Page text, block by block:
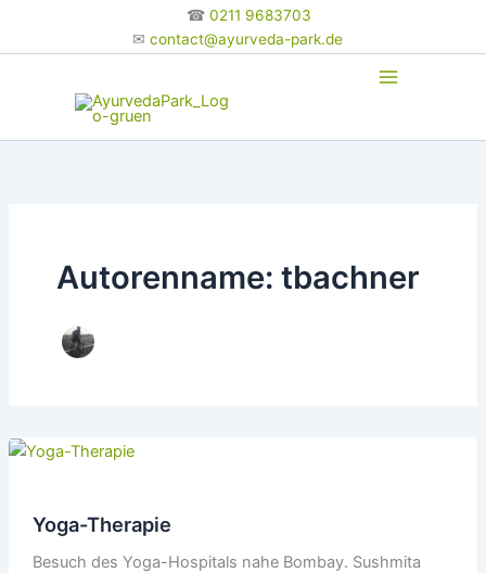
✉ contact@ayurveda-park.de
☎ 0211 9683703
Autorenname: tbachner
Yoga-Therapie
Besuch des Yoga-Hospitals nahe Bombay. Sushmita